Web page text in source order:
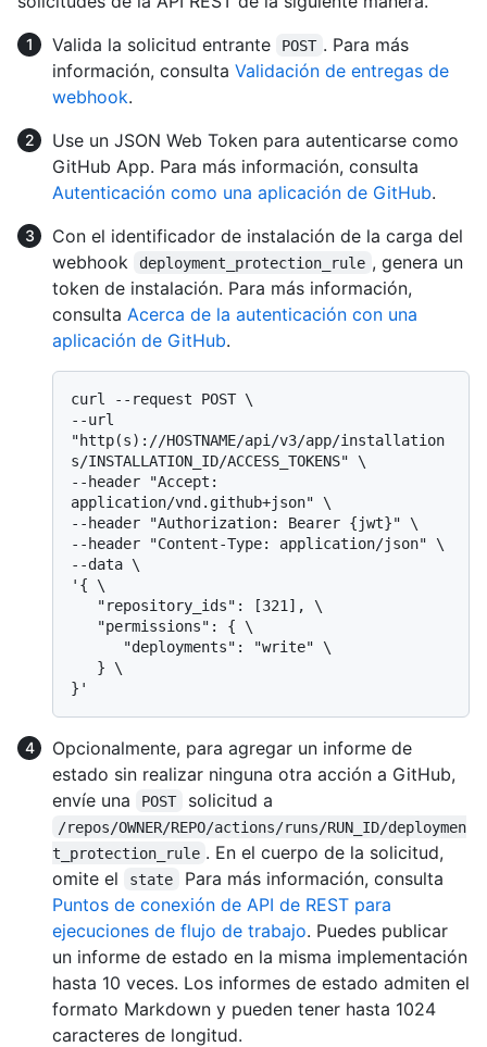
Valida la solicitud entrante
POST . Para más
información, consulta Validación de entregas de
webhook.
Use un JSON Web Token para autenticarse como
GitHub App. Para más información, consulta
Autenticación como una aplicación de GitHub.
Con el identificador de instalación de la carga del
webhook
deployment_protection_rule , genera un
token de instalación. Para más información,
consulta Acerca de la autenticación con una
aplicación de GitHub.
curl --request POST \
--url
"http(s)://HOSTNAME/api/v3/app/installation
s/INSTALLATION_ID/ACCESS_TOKENS" \
--header "Accept:
application/vnd.github+json" \
--header "Authorization: Bearer {jwt}" \
--header "Content-Type: application/json" \
--data \
'{ \
Opcionalmente, para agregar un informe de
estado sin realizar ninguna otra acción a GitHub,
envíe una
POST solicitud a
/repos/OWNER/REPO/actions/runs/RUN_ID/deploymen
t_protection_rule . En el cuerpo de la solicitud,
omite el
state
Para más información, consulta
Puntos de conexión de API de REST para
ejecuciones de flujo de trabajo. Puedes publicar
un informe de estado en la misma implementación
hasta 10 veces. Los informes de estado admiten el
formato Markdown y pueden tener hasta 1024
caracteres de longitud.